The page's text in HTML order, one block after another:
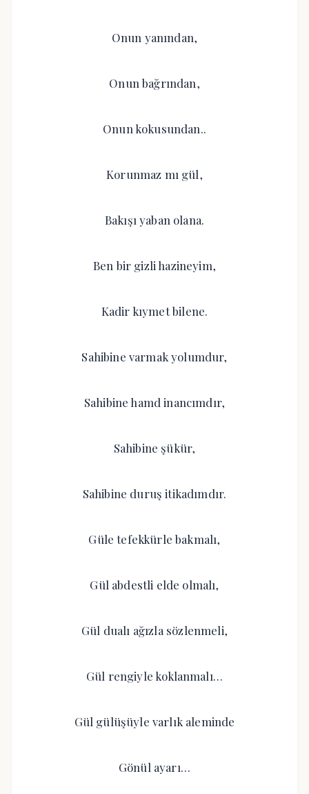
Onun yanından,
Onun bağrından,
Onun kokusundan..
Korunmaz mı gül,
Bakışı yaban olana.
Ben bir gizli hazineyim,
Kadir kıymet bilene.
Sahibine varmak yolumdur,
Sahibine hamd inancımdır,
Sahibine şükür,
Sahibine duruş itikadımdır.
Güle tefekkürle bakmalı,
Gül abdestli elde olmalı,
Gül dualı ağızla sözlenmeli,
Gül rengiyle koklanmalı…
Gül gülüşüyle varlık aleminde
Gönül ayarı…